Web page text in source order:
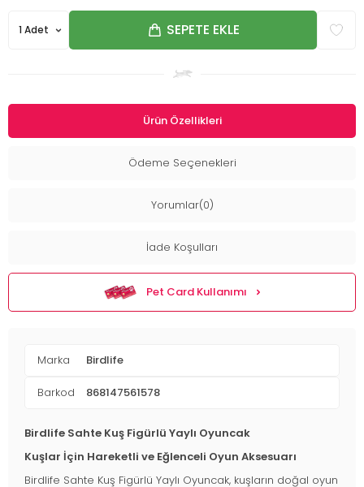
SEPETE EKLE
Ürün Özellikleri
Ödeme Seçenekleri
Yorumlar(0)
İade Koşulları
Pet Card Kullanımı
Marka Birdlife
Barkod 868147561578
Birdlife Sahte Kuş Figürlü Yaylı Oyuncak
Kuşlar İçin Hareketli ve Eğlenceli Oyun Aksesuarı
Birdlife Sahte Kuş Figürlü Yaylı Oyuncak, kuşların doğal oyun